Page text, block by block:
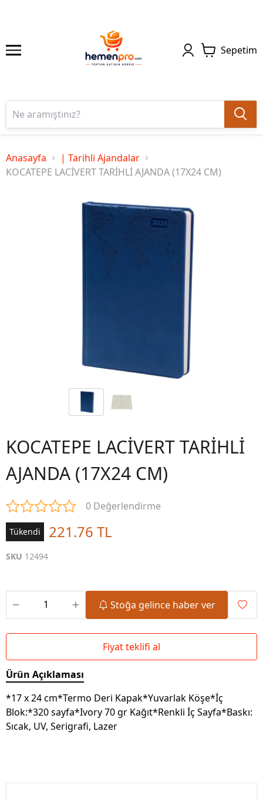
Sepetim
Anasayfa
| Tarihli Ajandalar
KOCATEPE LACİVERT TARİHLİ AJANDA (17X24 CM)
KOCATEPE LACİVERT TARİHLİ
AJANDA (17X24 CM)
0 Değerlendirme
Tükendi 221.76 TL
SKU 12494
Stoğa gelince haber ver
Fiyat teklifi al
Ürün Açıklaması
*17 x 24 cm*Termo Deri Kapak*Yuvarlak Köşe*İç
Blok:*320 sayfa*Ivory 70 gr Kağıt*Renkli İç Sayfa*Baskı:
Sıcak, UV, Serigrafi, Lazer